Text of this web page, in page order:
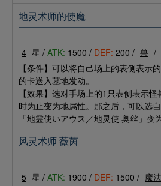
地灵术师的使魔
4 星 / ATK: 1500 / DEF: 200 / 兽 /
【条件】可以将自己场上的表侧表示
的卡送入墓地发动。
【效果】选对手场上的1只表侧表示
时为止变为地属性。那之后，可以选
「地霊使いアウス／地灵使 奥丝」变
风灵术师 薇茵
5 星 / ATK: 1900 / DEF: 1500 / 魔